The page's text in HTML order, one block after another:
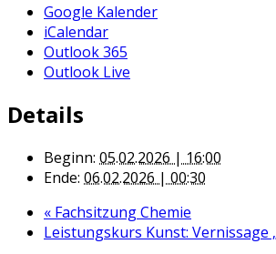
Google Kalender
iCalendar
Outlook 365
Outlook Live
Details
Beginn: 05.02.2026 | 16:00
Ende: 06.02.2026 | 00:30
« Fachsitzung Chemie
Leistungskurs Kunst: Vernissage